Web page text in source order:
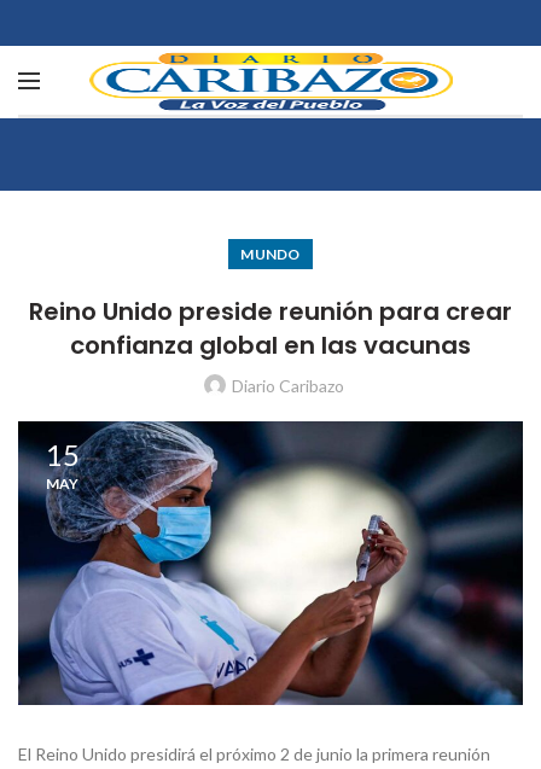
MUNDO
Reino Unido preside reunión para crear
confianza global en las vacunas
Diario Caribazo
15
MAY
El Reino Unido presidirá el próximo 2 de junio la primera reunión